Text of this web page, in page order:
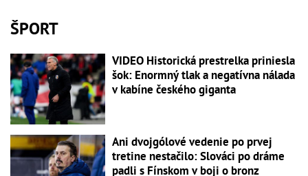
ŠPORT
VIDEO Historická prestrelka priniesla
šok: Enormný tlak a negatívna nálada
v kabíne českého giganta
Ani dvojgólové vedenie po prvej
tretine nestačilo: Slováci po dráme
padli s Fínskom v boji o bronz